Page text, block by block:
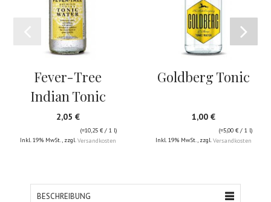
Fever-Tree
Indian Tonic
2,05 €
(=10,25 € / 1 l)
Inkl. 19% MwSt.
zzgl. Versandkosten
Goldberg Tonic
1,00 €
(=5,00 € / 1 l)
Inkl. 19% MwSt.
zzgl. Versandkosten
BESCHREIBUNG